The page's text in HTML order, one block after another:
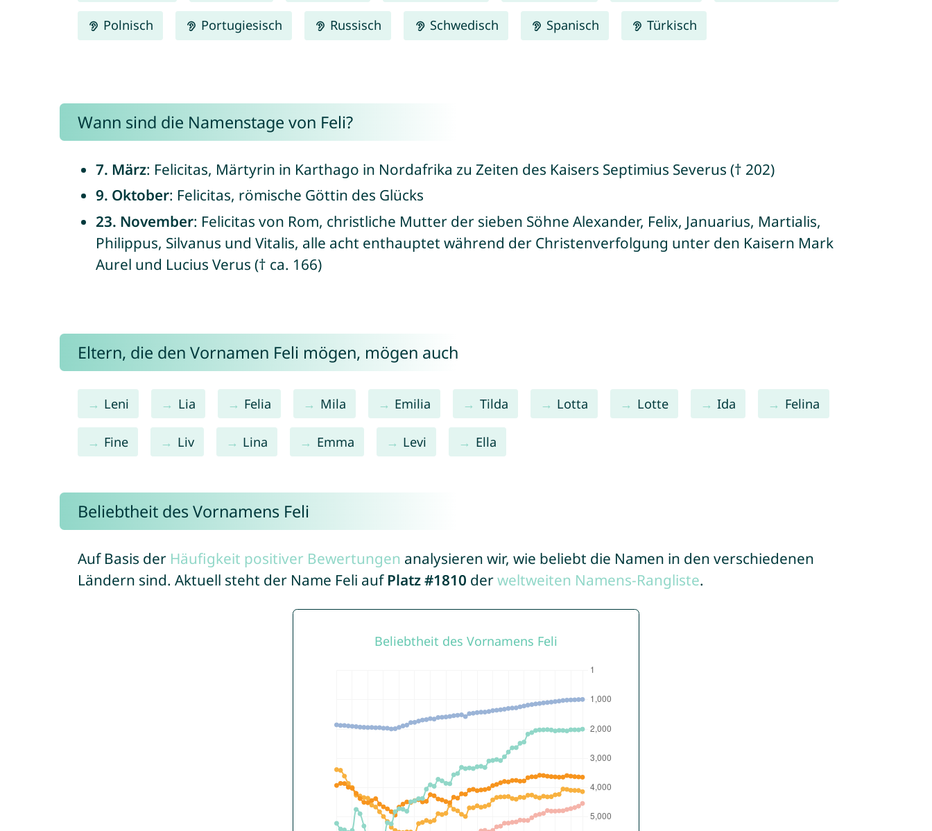
Polnisch Portugiesisch Russisch Schwedisch Spanisch Türkisch
Wann sind die Namenstage von Feli?
7. März: Felicitas, Märtyrin in Karthago in Nordafrika zu Zeiten des Kaisers Septimius Severus († 202)
9. Oktober: Felicitas, römische Göttin des Glücks
23. November: Felicitas von Rom, christliche Mutter der sieben Söhne Alexander, Felix, Januarius, Martialis,
Philippus, Silvanus und Vitalis, alle acht enthauptet während der Christenverfolgung unter den Kaisern Mark
Aurel und Lucius Verus († ca. 166)
Eltern, die den Vornamen Feli mögen, mögen auch
Leni Lia Felia Mila Emilia Tilda Lotta Lotte Ida Felina
Fine Liv Lina Emma Levi Ella
Beliebtheit des Vornamens Feli
Auf Basis der Häufigkeit positiver Bewertungen analysieren wir, wie beliebt die Namen in den verschiedenen
Ländern sind. Aktuell steht der Name Feli auf Platz #1810 derweltweiten Namens-Rangliste.